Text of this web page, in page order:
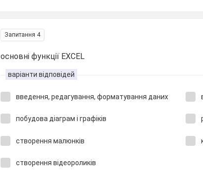
Запитання 4
основні функції EXCEL
варіанти відповідей
введення, редагування, форматування даних
побудова діаграм і графіків
створення малюнків
створення відеороликів